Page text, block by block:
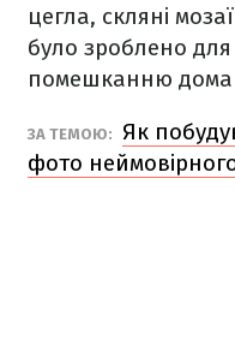
цегла, скляні
було зроблено
помешканню
ЗА ТЕМОЮ: Як
фото